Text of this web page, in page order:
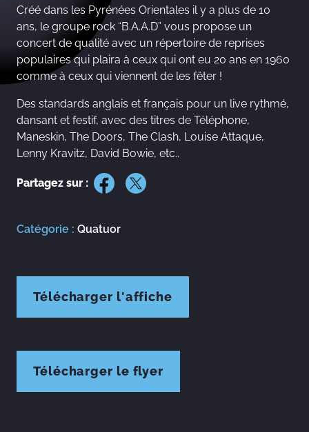
Créé dans les Pyrénées Orientales il y a plus de 10
ans, le groupe rock “B.A.A.D” vous propose un
concert de qualité avec un répertoire de reprises
populaires qui plaira à ceux qui ont eu 20 ans en 1960
comme à ceux qui viennent de les fêter !
Des standards anglais et français pour un live rythmé,
dansant et festif, avec des titres de Téléphone,
Maneskin, The Doors, The Clash, Louise Attaque,
Lenny Kravitz, David Bowie, etc..
Partagez sur :
Catégorie : Quatuor
Télécharger l'affiche
Télécharger le flyer